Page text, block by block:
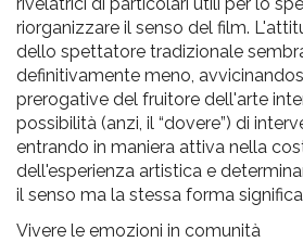
riorganizzare il senso del film.
dello spettatore tradizionale
definitivamente meno,
prerogative del fruitore dell'arte
possibilità (anzi, il “dovere”) di
entrando in maniera attiva nella
dell'esperienza artistica e
il senso ma la stessa forma
Vivere le emozioni in comunità